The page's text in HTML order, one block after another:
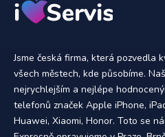
Jsme česká firma, která pozvedla
všech městech, kde působíme.
nejrychlejším a nejlépe
telefonů značek Apple iPhone,
Huawei, Xiaomi, Honor. Toto se